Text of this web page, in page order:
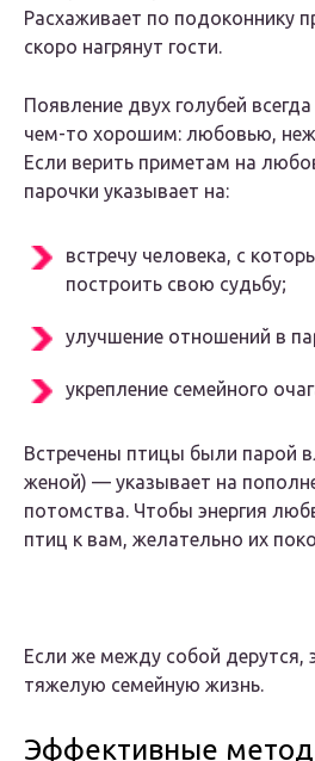
Расхаживает по подоконнику
скоро нагрянут гости.
Появление двух голубей
чем-то хорошим: любовью,
Если верить приметам на
парочки указывает на:
встречу человека, с
построить свою судьбу;
улучшение отношений в
укрепление семейного
Встречены птицы были парой
женой) — указывает на
потомства. Чтобы энергия
птиц к вам, желательно их
Если же между собой дерутся,
тяжелую семейную жизнь.
Эффективные